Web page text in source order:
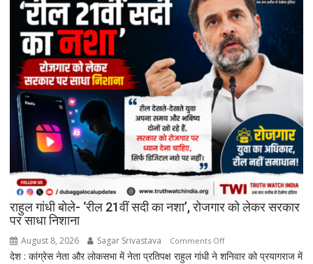
वापस
ले
सकती
है
सरकार:
रिकमेंडेशन
सिस्टम
और
पेड
प्रमोशन
से
जवाब
राहुल गांधी बोले- ‘रील 21वीं सदी का नशा’, रोजगार को लेकर सरकार
पर साधा निशाना
August 8, 2026 Sagar Srivastava Comments Offon
राहुल
देश : कांग्रेस नेता और लोकसभा में नेता प्रतिपक्ष राहुल गांधी ने शनिवार को प्रयागराज में